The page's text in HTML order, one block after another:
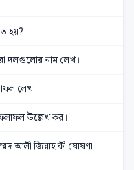
হয়?
দলগুলোর নাম লেখ।
লেখ।
ফলাফল উল্লেখ কর।
আলী জিন্নাহ কী ঘোষণা